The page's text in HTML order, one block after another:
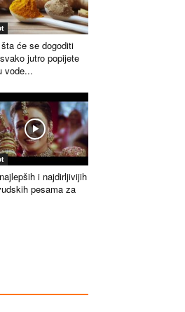
će se dogoditi
jutro popijete
vode...
i najdirljivijih
pesama za